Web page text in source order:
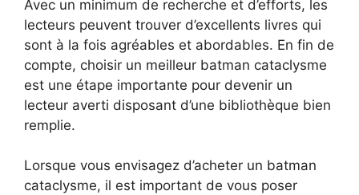
Avec un minimum de recherche et d’efforts, les
lecteurs peuvent trouver d’excellents livres qui
sont à la fois agréables et abordables. En fin de
compte, choisir un meilleur batman cataclysme
est une étape importante pour devenir un
lecteur averti disposant d’une bibliothèque bien
remplie.
Lorsque vous envisagez d’acheter un batman
cataclysme, il est important de vous poser